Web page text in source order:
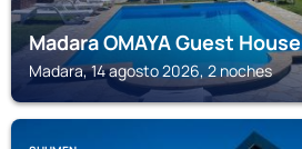
Madara OMAYA Guest House
Madara, 14 agosto 2026, 2 noches